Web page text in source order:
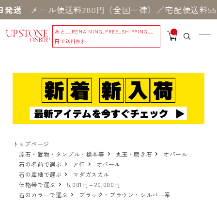
メール便送料280円（全国一律）／宅配便送料550
あと
__REMAINING_FREE_SHIPPING__
円で送料無料
__
IT
_
トップページ
原石・置物・タンブル・標本等
丸玉・磨き石
オパール
石の名前で選ぶ
ア行
オパール
石の産地で選ぶ
マダガスカル
価格帯で選ぶ
5,001円～20,000円
石のカラーで選ぶ
ブラック・ブラウン・シルバー系